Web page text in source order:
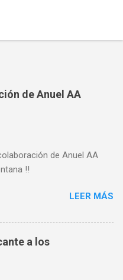
de Anuel AA
de Anuel AA
!!
LEER MÁS
a los